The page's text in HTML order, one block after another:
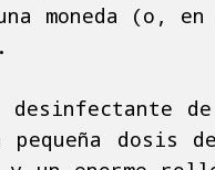
moneda (o,
desinfectante
pequeña